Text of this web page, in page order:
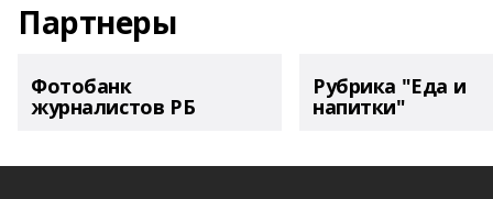
Партнеры
Фотобанк
журналистов РБ
Рубрика "Еда и
напитки"